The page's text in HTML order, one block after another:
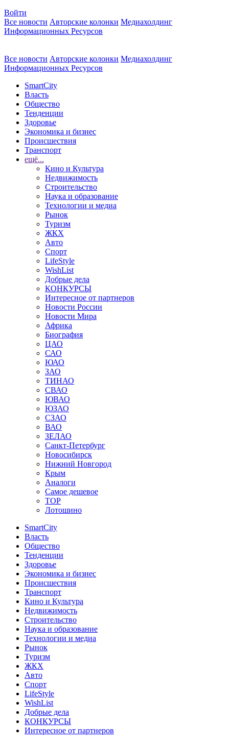
Войти
Все новости Авторские колонки Медиахолдинг
Информационных Ресурсов
Все новости Авторские колонки Медиахолдинг
Информационных Ресурсов
SmartCity
Власть
Общество
Тенденции
Здоровье
Экономика и бизнес
Происшествия
Транспорт
ещё...
Кино и Культура
Недвижимость
Строительство
Наука и образование
Технологии и медиа
Рынок
Туризм
ЖКХ
Авто
Спорт
LifeStyle
WishList
Добрые дела
КОНКУРСЫ
Интересное от партнеров
Новости России
Новости Мира
Африка
Биография
ЦАО
САО
ЮАО
ЗАО
ТИНАО
СВАО
ЮВАО
ЮЗАО
СЗАО
ВАО
ЗЕЛАО
Санкт-Петербург
Новосибирск
Нижний Новгород
Крым
Аналоги
Самое дешевое
TOP
Лотошино
SmartCity
Власть
Общество
Тенденции
Здоровье
Экономика и бизнес
Происшествия
Транспорт
Кино и Культура
Недвижимость
Строительство
Наука и образование
Технологии и медиа
Рынок
Туризм
ЖКХ
Авто
Спорт
LifeStyle
WishList
Добрые дела
КОНКУРСЫ
Интересное от партнеров